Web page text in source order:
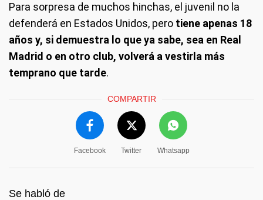
Para sorpresa de muchos hinchas, el juvenil no la
defenderá en Estados Unidos, pero tiene apenas 18
años y, si demuestra lo que ya sabe, sea en Real
Madrid o en otro club, volverá a vestirla más
temprano que tarde.
COMPARTIR
Facebook Twitter Whatsapp
Se habló de